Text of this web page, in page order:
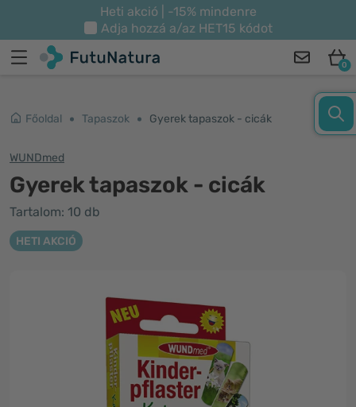
Heti akció | -15% mindenre
Adja hozzá a/az HET15 kódot
0
Főoldal Tapaszok Gyerek tapaszok - cicák
WUNDmed
Gyerek tapaszok - cicák
Tartalom: 10 db
HETI AKCIÓ